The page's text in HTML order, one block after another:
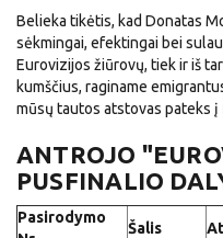
Belieka tikėtis, kad Donatas
sėkmingai, efektingai bei
Eurovizijos žiūrovų, tiek ir iš
kumščius, raginame
mūsų tautos atstovas pateks į
ANTROJO
PUSFINALIO
Pasirodymo
Šalis